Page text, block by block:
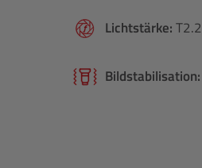
Lichtstärke:T2.2
Bildstabilisation: